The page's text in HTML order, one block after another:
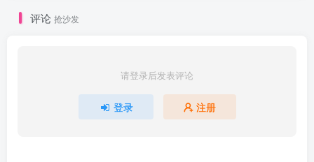
评论 抢沙发
请登录后发表评论
登录 注册